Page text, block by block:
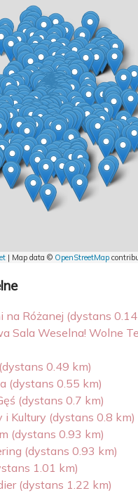
| Map data © OpenStreetMap
na Różanej (dystans
Sala Weselna! Wolne
0.49 km)
(dystans 0.55 km)
(dystans 0.7 km)
i Kultury (dystans 0.8 km)
(dystans 0.93 km)
(dystans 0.93 km)
1.01 km)
(dystans 1.22 km)